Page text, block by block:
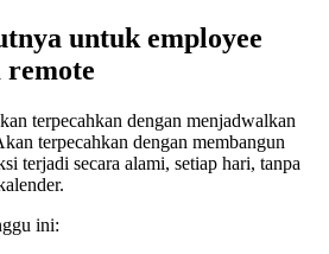
untuk employee
remote
terpecahkan dengan menjadwalkan
terpecahkan dengan membangun
terjadi secara alami, setiap hari, tanpa
ini: